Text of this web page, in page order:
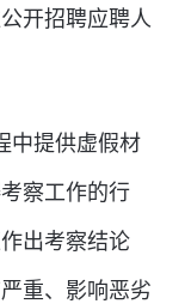
开招聘应聘人
中提供虚假材
察工作的行
出考察结论
重、影响恶劣